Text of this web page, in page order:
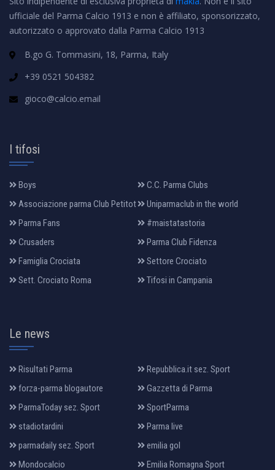
ufficiale del Parma Calcio 1913 e non è affiliato, sponsorizzato,
autorizzato o approvato dalla Parma Calcio 1913
B.go G. Tommasini, 18, Parma, Italy
+39 0521 504382
gioco@calcio.email
I tifosi
Boys
C.C. Parma Clubs
Associazione parma Club Petitot
Uniparmaclub in the world
Parma Fans
#maistatastoria
Crusaders
Parma Club Fidenza
Famiglia Crociata
Settore Crociato
Sett. Crociato Roma
Tifosi in Campania
Le news
Risultati Parma
Repubblica.it sez. Sport
forza-parma blogautore
Gazzetta di Parma
ParmaToday sez. Sport
SportParma
stadiotardini
Parma live
parmadaily sez. Sport
emilia gol
Mondocalcio
Emilia Romagna Sport